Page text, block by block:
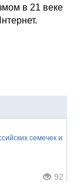
в 21 веке
семечек и
92